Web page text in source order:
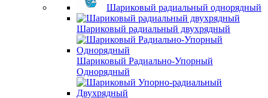
Шариковый радиальный однорядный
Шариковый радиальный двухрядный
Шариковый Радиально-Упорный
Однорядный